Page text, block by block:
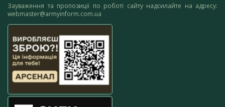
Зауваження та пропозиції по роботі сайту надсилайте на адресу:
webmaster@armyinform.com.ua